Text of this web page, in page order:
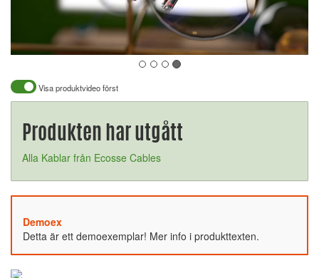
Visa produktvideo först
Produkten har utgått
Alla Kablar från Ecosse Cables
Demoex
Detta är ett demoexemplar! Mer info i produkttexten.